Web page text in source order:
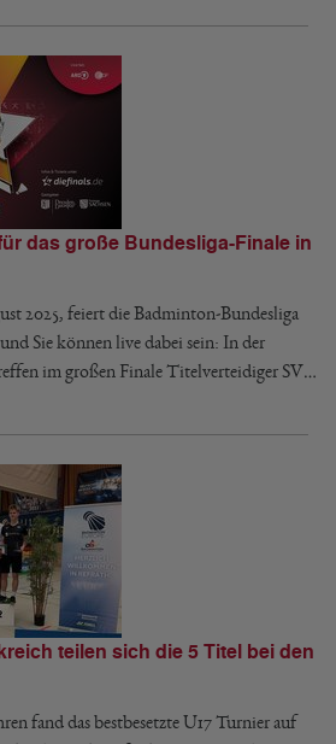
das große Bundesliga-Finale in
2025, feiert die Badminton-Bundesliga
Sie können live dabei sein: In der
im großen Finale Titelverteidiger SV…
teilen sich die 5 Titel bei den
fand das bestbesetzte U17 Turnier auf